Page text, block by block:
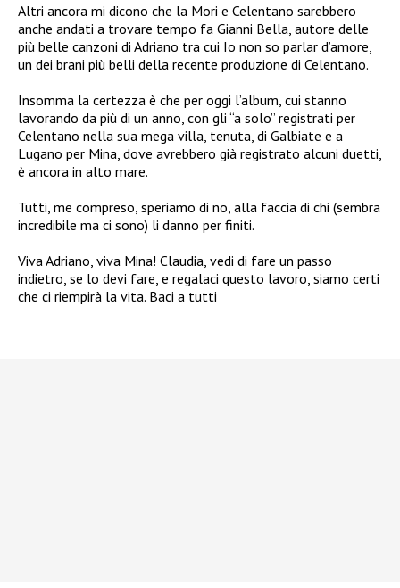
Altri ancora mi dicono che la Mori e Celentano sarebbero
anche andati a trovare tempo fa Gianni Bella, autore delle
più belle canzoni di Adriano tra cui Io non so parlar d’amore,
un dei brani più belli della recente produzione di Celentano.
Insomma la certezza è che per oggi l’album, cui stanno
lavorando da più di un anno, con gli “a solo” registrati per
Celentano nella sua mega villa, tenuta, di Galbiate e a
Lugano per Mina, dove avrebbero già registrato alcuni duetti,
è ancora in alto mare.
Tutti, me compreso, speriamo di no, alla faccia di chi (sembra
incredibile ma ci sono) li danno per finiti.
Viva Adriano, viva Mina! Claudia, vedi di fare un passo
indietro, se lo devi fare, e regalaci questo lavoro, siamo certi
che ci riempirà la vita. Baci a tutti